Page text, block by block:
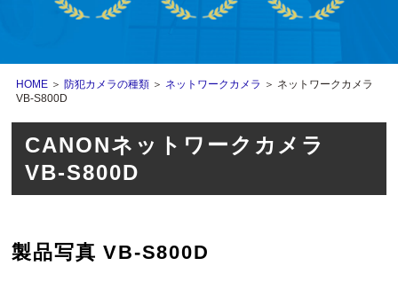
HOME ＞ 防犯カメラの種類 ＞ ネットワークカメラ ＞ ネットワークカメラ
VB-S800D
CANONネットワークカメラ
VB-S800D
製品写真 VB-S800D